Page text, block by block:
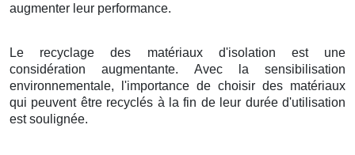
augmenter leur performance.
Le recyclage des matériaux d'isolation est une
considération augmentante. Avec la sensibilisation
environnementale, l'importance de choisir des matériaux
qui peuvent être recyclés à la fin de leur durée d'utilisation
est soulignée.